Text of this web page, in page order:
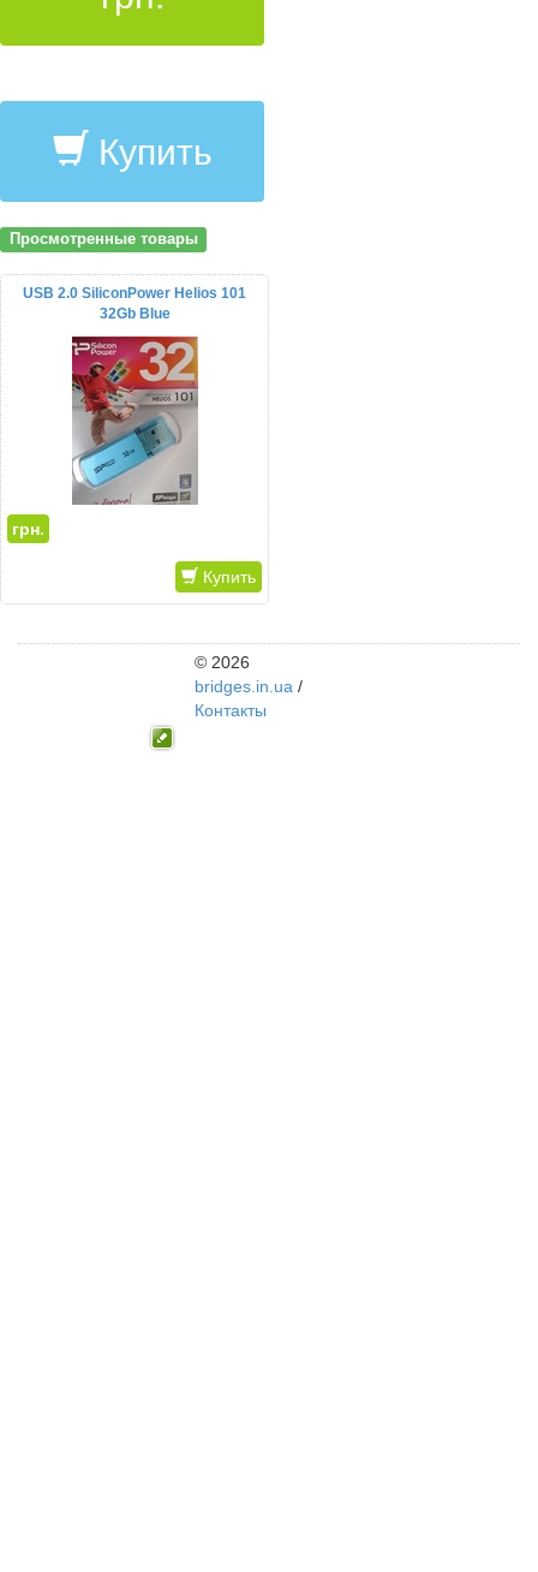
Купить
Просмотренные товары
USB 2.0 SiliconPower Helios 101
32Gb Blue
грн.
Купить
© 2026
bridges.in.ua /
Контакты